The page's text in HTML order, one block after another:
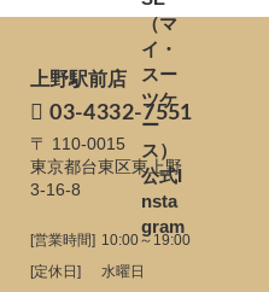
上野駅前店
03-4332-7551
〒 110-0015
東京都台東区東上野
3-16-8
[営業時間] 10:00～19:00
[定休日]
水曜日